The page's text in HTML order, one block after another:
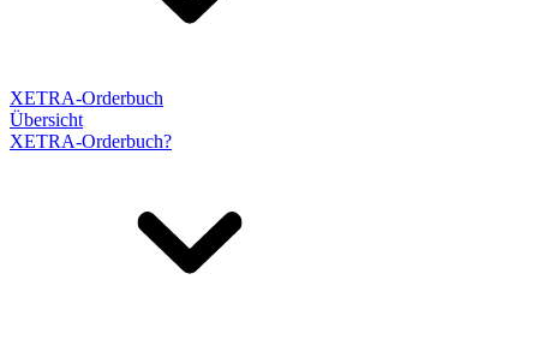
XETRA-Orderbuch
Übersicht
XETRA-Orderbuch?